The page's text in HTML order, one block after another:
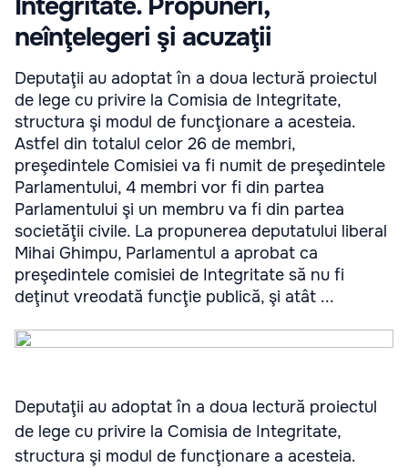
neînţelegeri şi acuzaţii
Deputaţii au adoptat în a doua lectură proiectul
de lege cu privire la Comisia de Integritate,
structura şi modul de funcţionare a acesteia.
Astfel din totalul celor 26 de membri,
preşedintele Comisiei va fi numit de preşedintele
Parlamentului, 4 membri vor fi din partea
Parlamentului şi un membru va fi din partea
societăţii civile. La propunerea deputatului liberal
Mihai Ghimpu, Parlamentul a aprobat ca
preşedintele comisiei de Integritate să nu fi
deţinut vreodată funcţie publică, şi atât ...
Deputaţii au adoptat în a doua lectură proiectul
de lege cu privire la Comisia de Integritate,
structura şi modul de funcţionare a acesteia.